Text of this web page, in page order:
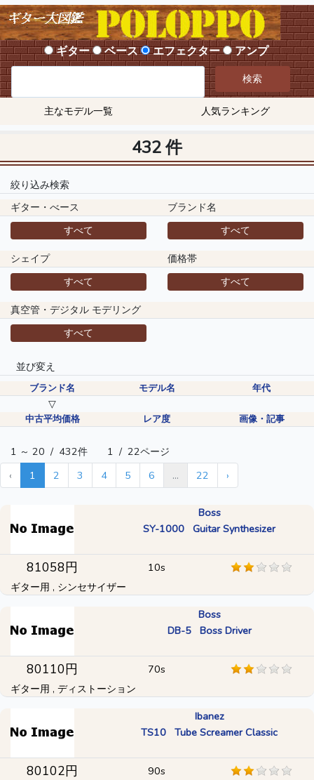
ギター ベース エフェクター アンプ
検索
主なモデル一覧 人気ランキング
432 件
絞り込み検索
ギター・べース
ブランド名
すべて
すべて
シェイプ
価格帯
すべて
すべて
真空管・デジタル モデリング
すべて
並び変え
ブランド名 モデル名 年代
▽
中古平均価格 レア度 画像・記事
1 ～ 20 / 432件 1 / 22ページ
‹
1 2 3 4 5 6 ... 22 ›
Boss
SY-1000 Guitar Synthesizer
81058円 10s
ギター用 , シンセサイザー
Boss
DB-5 Boss Driver
80110円 70s
ギター用 , ディストーション
Ibanez
TS10 Tube Screamer Classic
80102円 90s